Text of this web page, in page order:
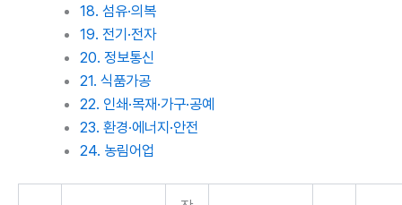
18. 섬유·의복
19. 전기·전자
20. 정보통신
21. 식품가공
22. 인쇄·목재·가구·공예
23. 환경·에너지·안전
24. 농림어업